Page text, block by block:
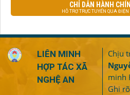
CHỈ DẪN HÀNH
HỖ TRỢ TRỰC TUYẾN QUA ĐIỆN
LIÊN MINH
HỢP TÁC XÃ
NGHỆ AN
Chịu
minh
Ghi